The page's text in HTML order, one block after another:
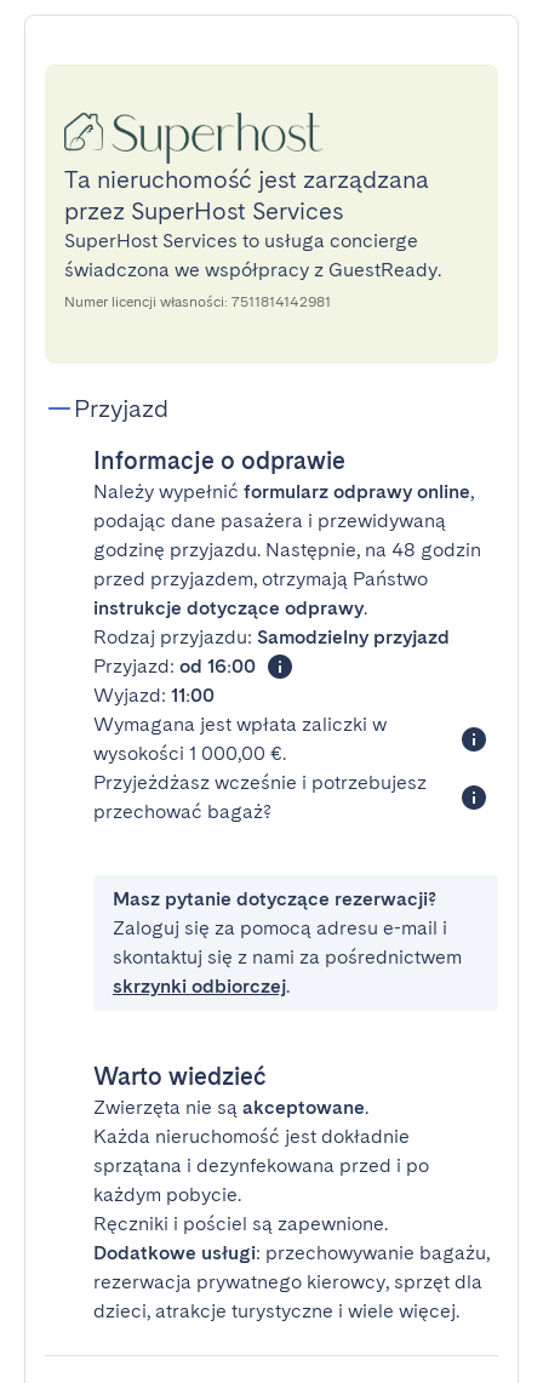
Ta nieruchomość jest zarządzana
przez SuperHost Services
SuperHost Services to usługa concierge
świadczona we współpracy z GuestReady.
Numer licencji własności: 7511814142981
Przyjazd
Informacje o odprawie
Należy wypełnić formularz odprawy online,
podając dane pasażera i przewidywaną
godzinę przyjazdu. Następnie, na 48 godzin
przed przyjazdem, otrzymają Państwo
instrukcje dotyczące odprawy.
Rodzaj przyjazdu: Samodzielny przyjazd
Przyjazd: od 16:00
Wyjazd: 11:00
Wymagana jest wpłata zaliczki w
wysokości 1 000,00 €.
Przyjeżdżasz wcześnie i potrzebujesz
przechować bagaż?
Masz pytanie dotyczące rezerwacji?
Zaloguj się za pomocą adresu e-mail i
skontaktuj się z nami za pośrednictwem
skrzynki odbiorczej.
Warto wiedzieć
Zwierzęta nie są akceptowane.
Każda nieruchomość jest dokładnie
sprzątana i dezynfekowana przed i po
każdym pobycie.
Ręczniki i pościel są zapewnione.
Dodatkowe usługi: przechowywanie bagażu,
rezerwacja prywatnego kierowcy, sprzęt dla
dzieci, atrakcje turystyczne i wiele więcej.